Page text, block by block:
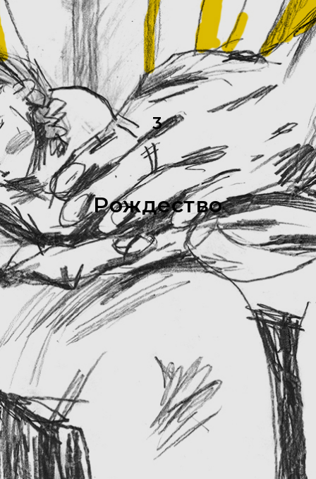
3
Рождество